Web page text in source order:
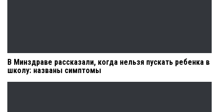
В Минздраве рассказали, когда нельзя пускать ребенка в
школу: названы симптомы